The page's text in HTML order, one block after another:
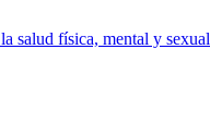
salud física, mental y